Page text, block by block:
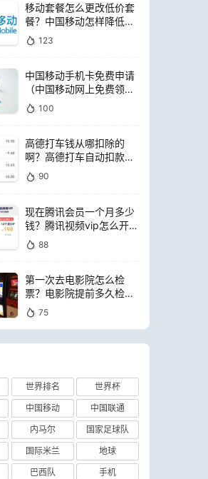
移动套餐怎么更改低价套
餐？中国移动怎样降低套
餐费用
123
中国移动手机卡免费申请
（中国移动网上免费领电
话卡）
100
高德打车钱从哪扣除的
啊？高德打车自动扣款是
扣哪里的钱
90
现在腾讯会员一个月多少
钱？腾讯视频vip怎么开通
便宜88
第一次去电影院怎么检
票？电影院提前多久检票
进场75
世界排名
世界杯
中国移动
中国联通
内马尔
国家足球队
国际米兰
地球
巴西队
手机